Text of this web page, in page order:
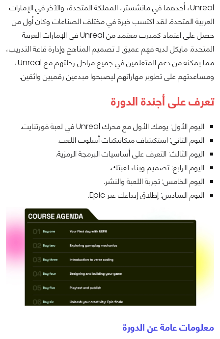
Unreal، أحدهما في مانشستر، المملكة المتحدة، والآخر في الإمارات
العربية المتحدة. لقد اكتسب خبرة في مختلف الصناعات وكان أول من
حصل على اعتماد كمدرب معتمد من Unreal في الإمارات العربية
المتحدة. مايكل لديه فهم عميق لـ تصميم المناهج وإدارة قاعة التدريب،
مما يمكنه من دعم المتعلمين في جميع مراحل رحلتهم مع Unreal،
ومساعدتهم على تطوير مهاراتهم ليصبحوا مبدعين رقميين واثقين.
تعرف على أجندة الدورة
اليوم الأول: يومك الأول مع محرك Unreal في لعبة فورتنايت.
اليوم الثاني: استكشاف ميكانيكيات أسلوب اللعب.
اليوم الثالث: التعرف على أساسيات البرمجة الرمزية.
اليوم الرابع: تصميم وبناء لعبتك.
اليوم الخامس: تجربة اللعبة والنشر.
اليوم السادس: إطلاق إبداعك عبر Epic.
معلومات عامة عن الدورة